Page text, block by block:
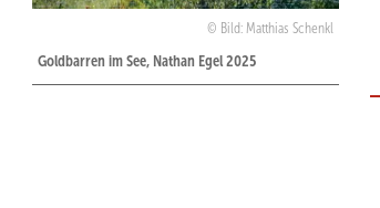
Bild: Matthias Schenkl
Goldbarren im See, Nathan Egel 2025